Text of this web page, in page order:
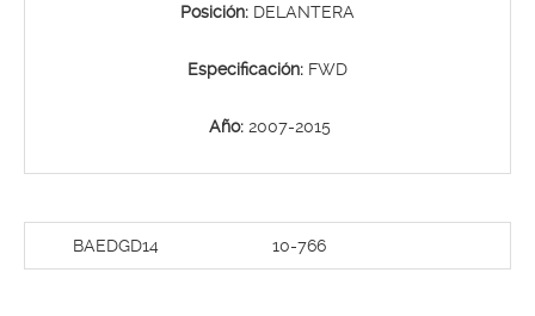
Posición: DELANTERA
Especificación: FWD
Año: 2007-2015
BAEDGD14 10-766